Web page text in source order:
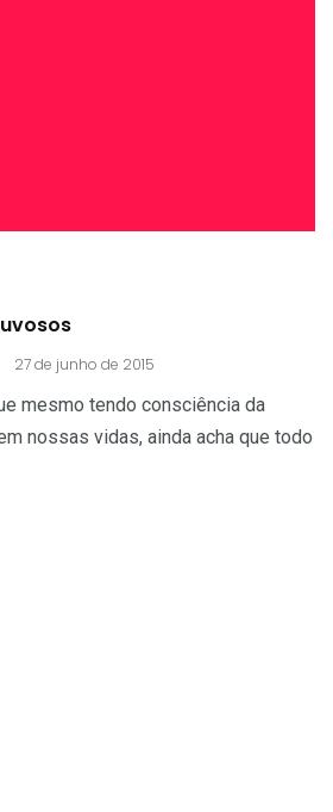
27 de junho de 2015
mesmo tendo consciência da
nossas vidas, ainda acha que todo